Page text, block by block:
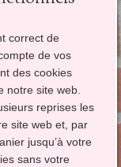
correct de
de vos
des cookies
notre site web.
reprises les
site web et, par
jusqu’à votre
sans votre